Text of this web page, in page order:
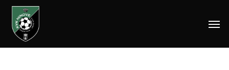
Skip